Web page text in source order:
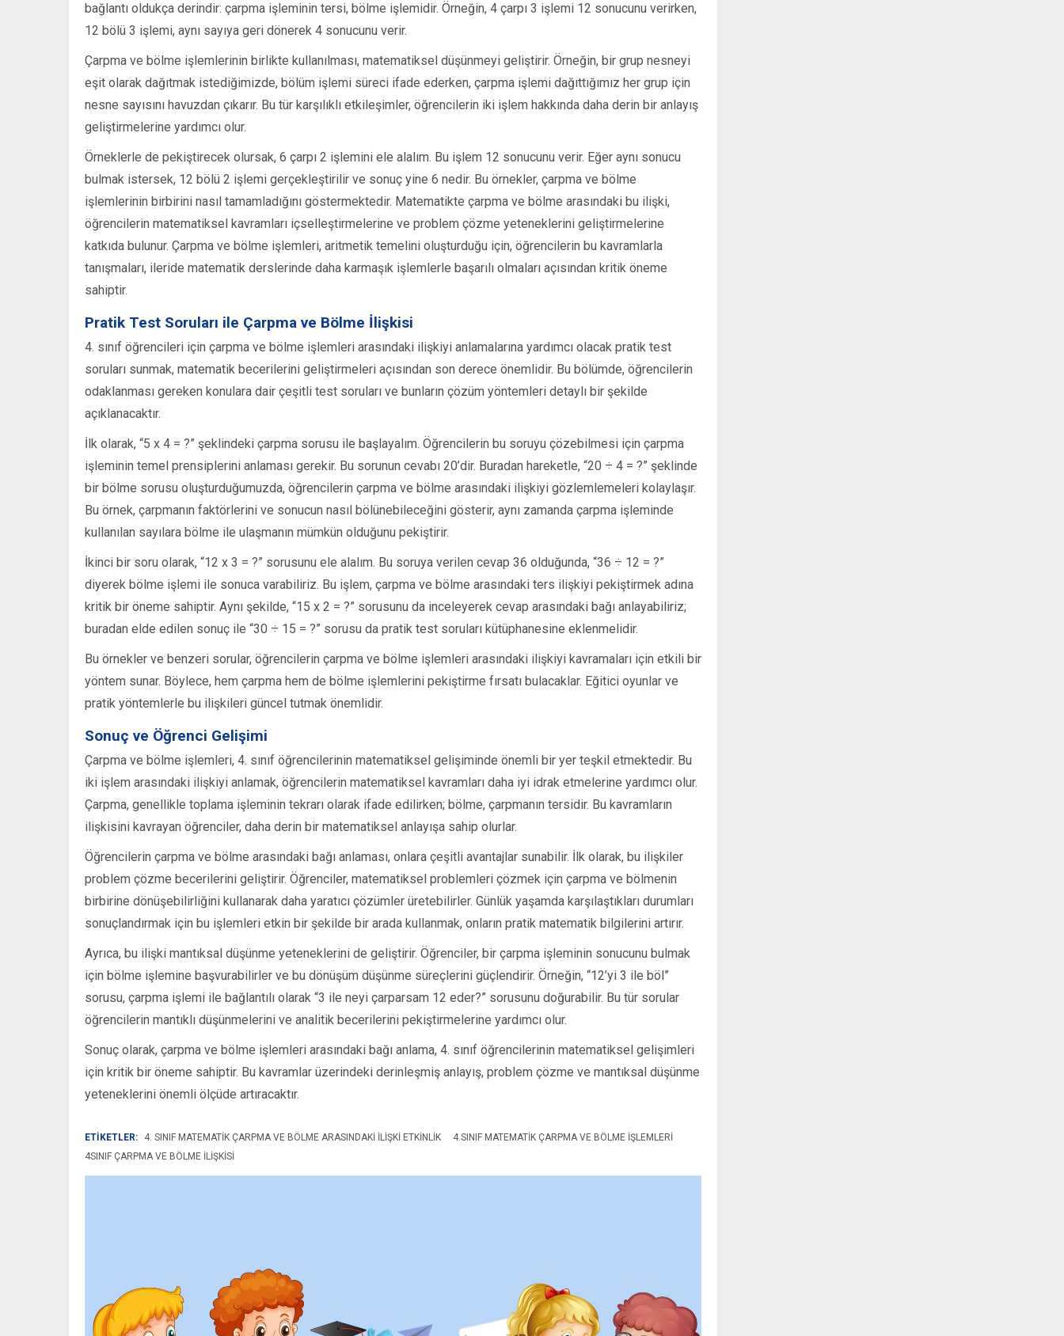
bağlantı oldukça derindir: çarpma işleminin tersi, bölme işlemidir. Örneğin, 4 çarpı 3 işlemi 12 sonucunu verirken,
12 bölü 3 işlemi, aynı sayıya geri dönerek 4 sonucunu verir.
Çarpma ve bölme işlemlerinin birlikte kullanılması, matematiksel düşünmeyi geliştirir. Örneğin, bir grup nesneyi
eşit olarak dağıtmak istediğimizde, bölüm işlemi süreci ifade ederken, çarpma işlemi dağıttığımız her grup için
nesne sayısını havuzdan çıkarır. Bu tür karşılıklı etkileşimler, öğrencilerin iki işlem hakkında daha derin bir anlayış
geliştirmelerine yardımcı olur.
Örneklerle de pekiştirecek olursak, 6 çarpı 2 işlemini ele alalım. Bu işlem 12 sonucunu verir. Eğer aynı sonucu
bulmak istersek, 12 bölü 2 işlemi gerçekleştirilir ve sonuç yine 6 nedir. Bu örnekler, çarpma ve bölme
işlemlerinin birbirini nasıl tamamladığını göstermektedir. Matematikte çarpma ve bölme arasındaki bu ilişki,
öğrencilerin matematiksel kavramları içselleştirmelerine ve problem çözme yeteneklerini geliştirmelerine
katkıda bulunur. Çarpma ve bölme işlemleri, aritmetik temelini oluşturduğu için, öğrencilerin bu kavramlarla
tanışmaları, ileride matematik derslerinde daha karmaşık işlemlerle başarılı olmaları açısından kritik öneme
sahiptir.
Pratik Test Soruları ile Çarpma ve Bölme İlişkisi
4. sınıf öğrencileri için çarpma ve bölme işlemleri arasındaki ilişkiyi anlamalarına yardımcı olacak pratik test
soruları sunmak, matematik becerilerini geliştirmeleri açısından son derece önemlidir. Bu bölümde, öğrencilerin
odaklanması gereken konulara dair çeşitli test soruları ve bunların çözüm yöntemleri detaylı bir şekilde
açıklanacaktır.
İlk olarak, “5 x 4 = ?” şeklindeki çarpma sorusu ile başlayalım. Öğrencilerin bu soruyu çözebilmesi için çarpma
işleminin temel prensiplerini anlaması gerekir. Bu sorunun cevabı 20’dir. Buradan hareketle, “20 ÷ 4 = ?” şeklinde
bir bölme sorusu oluşturduğumuzda, öğrencilerin çarpma ve bölme arasındaki ilişkiyi gözlemlemeleri kolaylaşır.
Bu örnek, çarpmanın faktörlerini ve sonucun nasıl bölünebileceğini gösterir, aynı zamanda çarpma işleminde
kullanılan sayılara bölme ile ulaşmanın mümkün olduğunu pekiştirir.
İkinci bir soru olarak, “12 x 3 = ?” sorusunu ele alalım. Bu soruya verilen cevap 36 olduğunda, “36 ÷ 12 = ?”
diyerek bölme işlemi ile sonuca varabiliriz. Bu işlem, çarpma ve bölme arasındaki ters ilişkiyi pekiştirmek adına
kritik bir öneme sahiptir. Aynı şekilde, “15 x 2 = ?” sorusunu da inceleyerek cevap arasındaki bağı anlayabiliriz;
buradan elde edilen sonuç ile “30 ÷ 15 = ?” sorusu da pratik test soruları kütüphanesine eklenmelidir.
Bu örnekler ve benzeri sorular, öğrencilerin çarpma ve bölme işlemleri arasındaki ilişkiyi kavramaları için etkili bir
yöntem sunar. Böylece, hem çarpma hem de bölme işlemlerini pekiştirme fırsatı bulacaklar. Eğitici oyunlar ve
pratik yöntemlerle bu ilişkileri güncel tutmak önemlidir.
Sonuç ve Öğrenci Gelişimi
Çarpma ve bölme işlemleri, 4. sınıf öğrencilerinin matematiksel gelişiminde önemli bir yer teşkil etmektedir. Bu
iki işlem arasındaki ilişkiyi anlamak, öğrencilerin matematiksel kavramları daha iyi idrak etmelerine yardımcı olur.
Çarpma, genellikle toplama işleminin tekrarı olarak ifade edilirken; bölme, çarpmanın tersidir. Bu kavramların
ilişkisini kavrayan öğrenciler, daha derin bir matematiksel anlayışa sahip olurlar.
Öğrencilerin çarpma ve bölme arasındaki bağı anlaması, onlara çeşitli avantajlar sunabilir. İlk olarak, bu ilişkiler
problem çözme becerilerini geliştirir. Öğrenciler, matematiksel problemleri çözmek için çarpma ve bölmenin
birbirine dönüşebilirliğini kullanarak daha yaratıcı çözümler üretebilirler. Günlük yaşamda karşılaştıkları durumları
sonuçlandırmak için bu işlemleri etkin bir şekilde bir arada kullanmak, onların pratik matematik bilgilerini artırır.
Ayrıca, bu ilişki mantıksal düşünme yeteneklerini de geliştirir. Öğrenciler, bir çarpma işleminin sonucunu bulmak
için bölme işlemine başvurabilirler ve bu dönüşüm düşünme süreçlerini güçlendirir. Örneğin, “12’yi 3 ile böl”
sorusu, çarpma işlemi ile bağlantılı olarak “3 ile neyi çarparsam 12 eder?” sorusunu doğurabilir. Bu tür sorular
öğrencilerin mantıklı düşünmelerini ve analitik becerilerini pekiştirmelerine yardımcı olur.
Sonuç olarak, çarpma ve bölme işlemleri arasındaki bağı anlama, 4. sınıf öğrencilerinin matematiksel gelişimleri
için kritik bir öneme sahiptir. Bu kavramlar üzerindeki derinleşmiş anlayış, problem çözme ve mantıksal düşünme
yeteneklerini önemli ölçüde artıracaktır.
ETİKETLER: 4. SINIF MATEMATIK ÇARPMA VE BÖLME ARASINDAKI İLIŞKI ETKINLIK
4.SINIF MATEMATIK ÇARPMA VE BÖLME İŞLEMLERI
4SINIF ÇARPMA VE BÖLME ILIŞKISI